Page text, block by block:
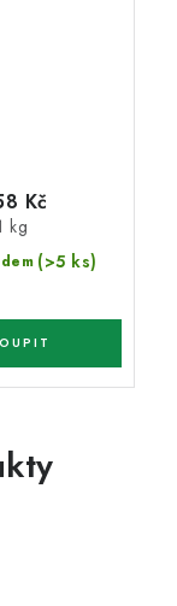
(>5 ks)
Kč
kg